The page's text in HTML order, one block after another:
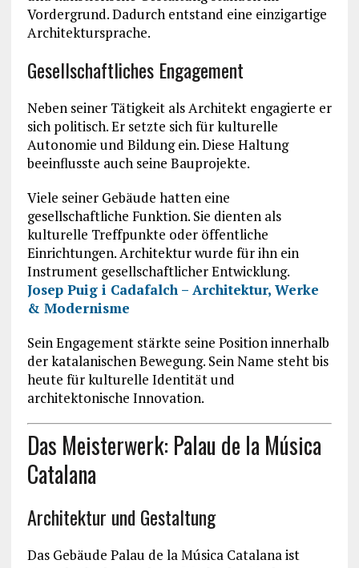
Vordergrund. Dadurch entstand eine einzigartige
Architektursprache.
Gesellschaftliches Engagement
Neben seiner Tätigkeit als Architekt engagierte er
sich politisch. Er setzte sich für kulturelle
Autonomie und Bildung ein. Diese Haltung
beeinflusste auch seine Bauprojekte.
Viele seiner Gebäude hatten eine
gesellschaftliche Funktion. Sie dienten als
kulturelle Treffpunkte oder öffentliche
Einrichtungen. Architektur wurde für ihn ein
Instrument gesellschaftlicher Entwicklung.
Josep Puig i Cadafalch – Architektur, Werke
& Modernisme
Sein Engagement stärkte seine Position innerhalb
der katalanischen Bewegung. Sein Name steht bis
heute für kulturelle Identität und
architektonische Innovation.
Das Meisterwerk: Palau de la Música
Catalana
Architektur und Gestaltung
Das Gebäude Palau de la Música Catalanaist